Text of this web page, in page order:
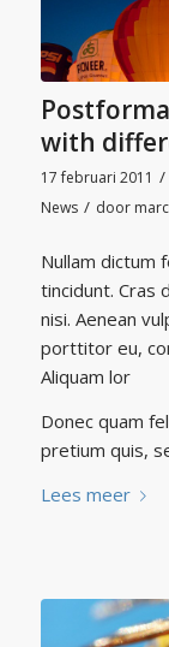
with
17 februari 2011 /
News / door
Nullam dictum
tincidunt. Cras
nisi. Aenean
porttitor eu,
Aliquam lor
Donec quam
pretium quis,
Lees meer